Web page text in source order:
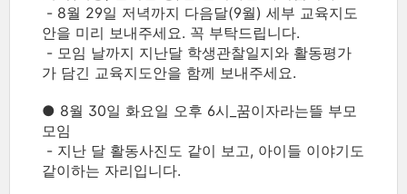
- 8월 29일 저녁까지 다음달(9월) 세부 교육지도
안을 미리 보내주세요. 꼭 부탁드립니다.
- 모임 날까지 지난달 학생관찰일지와 활동평가
가 담긴 교육지도안을 함께 보내주세요.
● 8월 30일 화요일 오후 6시_꿈이자라는뜰 부모
모임
- 지난 달 활동사진도 같이 보고, 아이들 이야기도
같이하는 자리입니다.